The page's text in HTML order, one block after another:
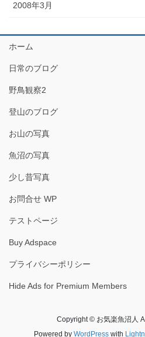
2008年3月
ホーム
日常のブログ
野鳥観察2
登山のブログ
お山の写真
魚沼の写真
少し昔写真
お問合せ WP
テストページ
Buy Adspace
プライバシーポリシー
Hide Ads for Premium Members
Copyright © お気楽魚沼人
Powered by WordPresswith